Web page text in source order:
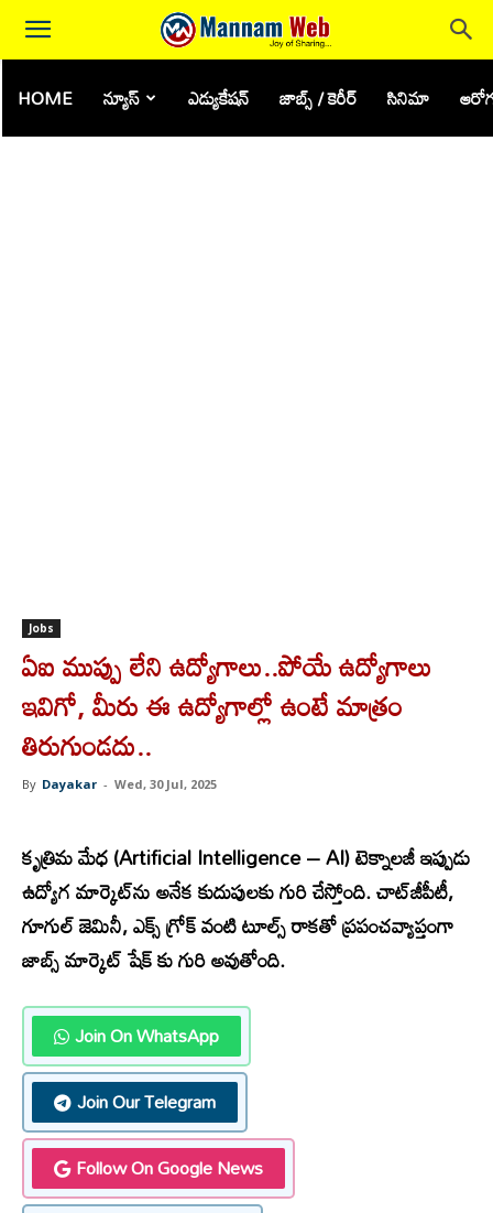
HOME న్యూస్ ఎడ్యుకేషన్ జాబ్స్ / కెరీర్ సినిమా
Jobs
ఏఐ ముప్పు లేని ఉద్యోగాలు..పోయే ఉద్యోగాలు
ఇవిగో, మీరు ఈ ఉద్యోగాల్లో ఉంటే మాత్రం
తిరుగుండదు..
By Dayakar - Wed, 30 Jul, 2025
కృత్రిమ మేధ (Artificial Intelligence – AI) టెక్నాలజీ ఇప్పుడు
ఉద్యోగ మార్కెట్‌ను అనేక కుదుపులకు గురి చేస్తోంది. చాట్‌జీపీటీ,
గూగుల్ జెమినీ, ఎక్స్‌ గ్రోక్ వంటి టూల్స్ రాకతో ప్రపంచవ్యాప్తంగా
జాబ్స్ మార్కెట్ షేక్ కు గురి అవుతోంది.
Join On WhatsApp
Join Our Telegram
Follow On Google News